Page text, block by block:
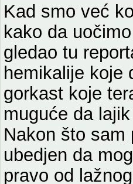
Kad smo već
kako da
gledao tu
hemikalije koje
gorkast koje
muguće da
Nakon što sam
ubedjen da
pravo od